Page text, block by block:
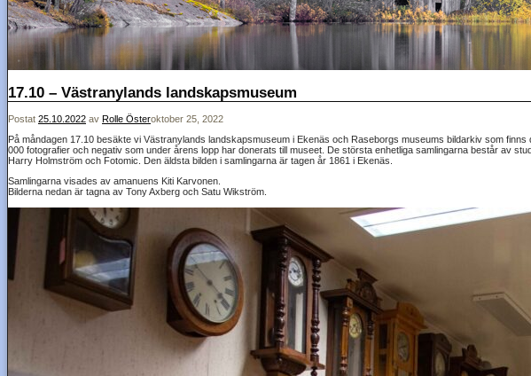
17.10 – Västranylands landskapsmuseum
Postat 25.10.2022 av Rolle Österoktober 25, 2022
På måndagen 17.10 besäkte vi Västranylands landskapsmuseum i Ekenäs och Raseborgs museums bildarkiv som
000 fotografier och negativ som under årens lopp har donerats till museet. De största enhetliga samlingarna består av
Harry Holmström och Fotomic. Den äldsta bilden i samlingarna är tagen år 1861 i Ekenäs.
Samlingarna visades av amanuens Kiti Karvonen.
Bilderna nedan är tagna av Tony Axberg och Satu Wikström.